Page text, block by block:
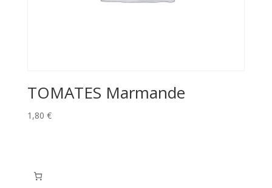
TOMATES Marmande
1,80 €